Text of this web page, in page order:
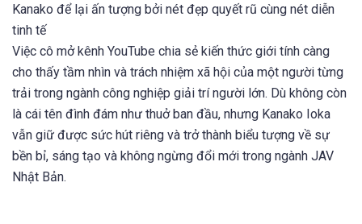
Kanako để lại ấn tượng bởi nét đẹp quyết rũ cùng nét diễn
tinh tế
Việc cô mở kênh YouTube chia sẻ kiến thức giới tính càng
cho thấy tầm nhìn và trách nhiệm xã hội của một người từng
trải trong ngành công nghiệp giải trí người lớn. Dù không còn
là cái tên đình đám như thuở ban đầu, nhưng Kanako Ioka
vẫn giữ được sức hút riêng và trở thành biểu tượng về sự
bền bỉ, sáng tạo và không ngừng đổi mới trong ngành JAV
Nhật Bản.